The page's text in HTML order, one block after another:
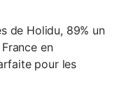
de Holidu, 89% un
en
pour les